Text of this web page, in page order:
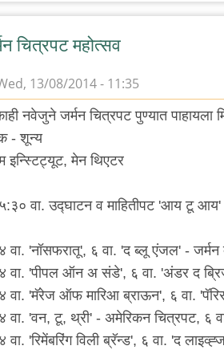
चित्रपट महोत्सव
13/08/2014 - 11:35
नवेजुने जर्मन चित्रपट पुण्यात पाहायला
- शून्य
इन्स्टिट्यूट, मेन थिएटर
वा. उद्घाटन व माहितीपट 'आय टू आय' -
'नॉसफरातू', ६ वा. 'द ब्लू एंजल' - जर्मन
वा. 'पीपल ऑन अ संडे', ६ वा. 'अंडर द
'मॅरेज ऑफ मारिआ ब्राऊन', ६ वा.
'वन, टू, थ्री' - अमेरिकन चित्रपट, ६
'रिमेंबरिंग विली ब्रॅन्ड', ६ वा. 'द